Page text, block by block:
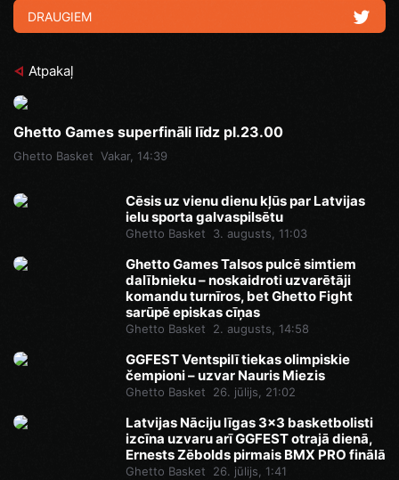
DRAUGIEM
Atpakaļ
Ghetto Games superfināli līdz pl.23.00
Ghetto Basket Vakar, 14:39
Cēsis uz vienu dienu kļūs par Latvijas
ielu sporta galvaspilsētu
Ghetto Basket 3. augusts, 11:03
Ghetto Games Talsos pulcē simtiem
dalībnieku – noskaidroti uzvarētāji
komandu turnīros, bet Ghetto Fight
sarūpē episkas cīņas
Ghetto Basket 2. augusts, 14:58
GGFEST Ventspilī tiekas olimpiskie
čempioni – uzvar Nauris Miezis
Ghetto Basket 26. jūlijs, 21:02
Latvijas Nāciju līgas 3x3 basketbolisti
izcīna uzvaru arī GGFEST otrajā dienā,
Ernests Zēbolds pirmais BMX PRO finālā
Ghetto Basket 26. jūlijs, 1:41